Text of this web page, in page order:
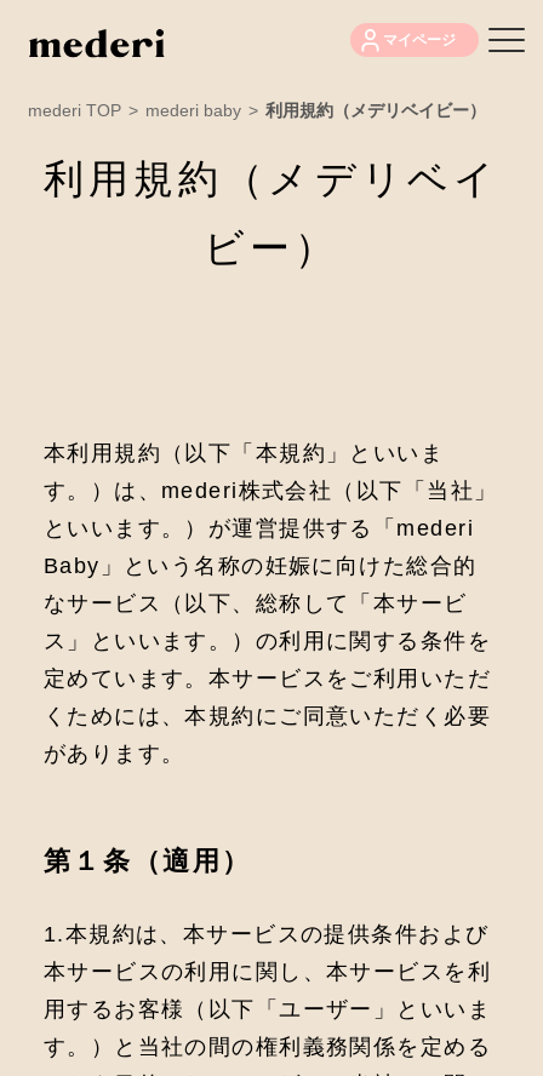
マイページ
mederi TOP > mederi baby > 利用規約（メデリベイビー）
利用規約（メデリベイ
ビー）
本利⽤規約（以下「本規約」といいま
す。）は、mederi株式会社（以下「当社」
といいます。）が運営提供する「mederi
Baby」という名称の妊娠に向けた総合的
なサービス（以下、総称して「本サービ
ス」といいます。）の利⽤に関する条件を
定めています。本サービスをご利⽤いただ
くためには、本規約にご同意いただく必要
があります。
第１条（適⽤）
1.本規約は、本サービスの提供条件および
本サービスの利⽤に関し、本サービスを利
⽤するお客様（以下「ユーザー」といいま
す。）と当社の間の権利義務関係を定める